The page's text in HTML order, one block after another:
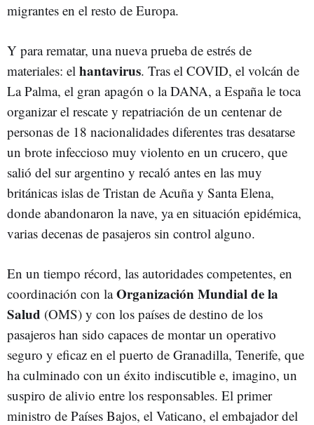
migrantes en el resto de Europa.
Y para rematar, una nueva prueba de estrés de
materiales: el hantavirus. Tras el COVID, el volcán de
La Palma, el gran apagón o la DANA, a España le toca
organizar el rescate y repatriación de un centenar de
personas de 18 nacionalidades diferentes tras desatarse
un brote infeccioso muy violento en un crucero, que
salió del sur argentino y recaló antes en las muy
británicas islas de Tristan de Acuña y Santa Elena,
donde abandonaron la nave, ya en situación epidémica,
varias decenas de pasajeros sin control alguno.
En un tiempo récord, las autoridades competentes, en
coordinación con laOrganización Mundial de la
Salud (OMS) y con los países de destino de los
pasajeros han sido capaces de montar un operativo
seguro y eficaz en el puerto de Granadilla, Tenerife, que
ha culminado con un éxito indiscutible e, imagino, un
suspiro de alivio entre los responsables. El primer
ministro de Países Bajos, el Vaticano, el embajador del